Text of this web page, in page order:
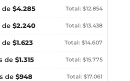
de $4.285 Total: $12.854
de $2.240 Total: $13.438
de $1.623 Total: $14.607
de $1.315 Total: $15.775
de $948 Total: $17.061